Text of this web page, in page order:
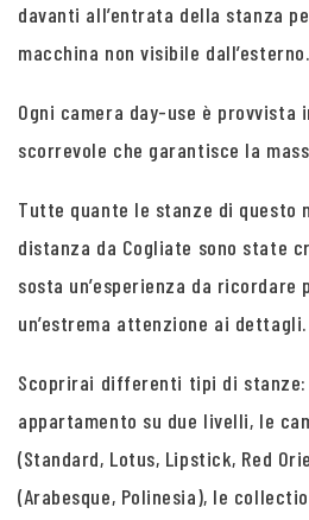
davanti all’entrata della stanza
macchina non visibile dall’esterno.
Ogni camera day-use è provvista
scorrevole che garantisce la
Tutte quante le stanze di questo
distanza da Cogliate sono state
sosta un’esperienza da ricordare
un’estrema attenzione ai dettagli.
Scoprirai differenti tipi di
appartamento su due livelli, le
(Standard, Lotus, Lipstick, Red
(Arabesque, Polinesia), le